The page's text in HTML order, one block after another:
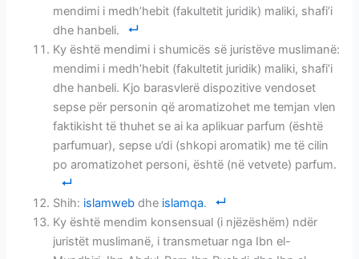
mendimi i medh’hebit (fakultetit juridik) maliki, shafi’i
dhe hanbeli.
Ky është mendimi i shumicës së juristëve muslimanë:
mendimi i medh’hebit (fakultetit juridik) maliki, shafi’i
dhe hanbeli. Kjo barasvlerë dispozitive vendoset
sepse për personin që aromatizohet me temjan vlen
faktikisht të thuhet se ai ka aplikuar parfum (është
parfumuar), sepse u’di (shkopi aromatik) me të cilin
po aromatizohet personi, është (në vetvete) parfum.
Shih: islamweb dhe islamqa.
Ky është mendim konsensual (i njëzëshëm) ndër
juristët muslimanë, i transmetuar nga Ibn el-